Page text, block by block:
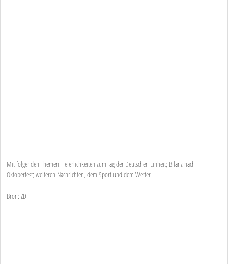
Mit folgenden Themen: Feierlichkeiten zum Tag der Deutschen Einheit; Bilanz nach
Oktoberfest; weiteren Nachrichten, dem Sport und dem Wetter
Bron: ZDF